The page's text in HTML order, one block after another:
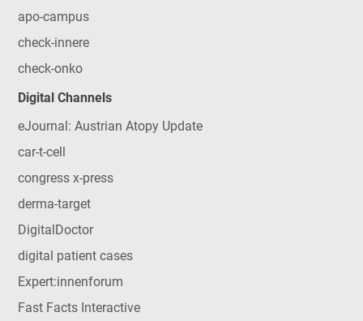
apo-campus
check-innere
check-onko
Digital Channels
eJournal: Austrian Atopy Update
car-t-cell
congress x-press
derma-target
DigitalDoctor
digital patient cases
Expert:innenforum
Fast Facts Interactive